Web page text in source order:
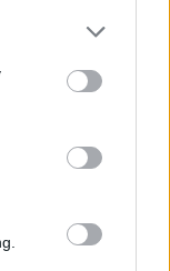
Back
Projekt
eller